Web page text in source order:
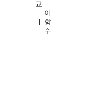
교
이
향
수